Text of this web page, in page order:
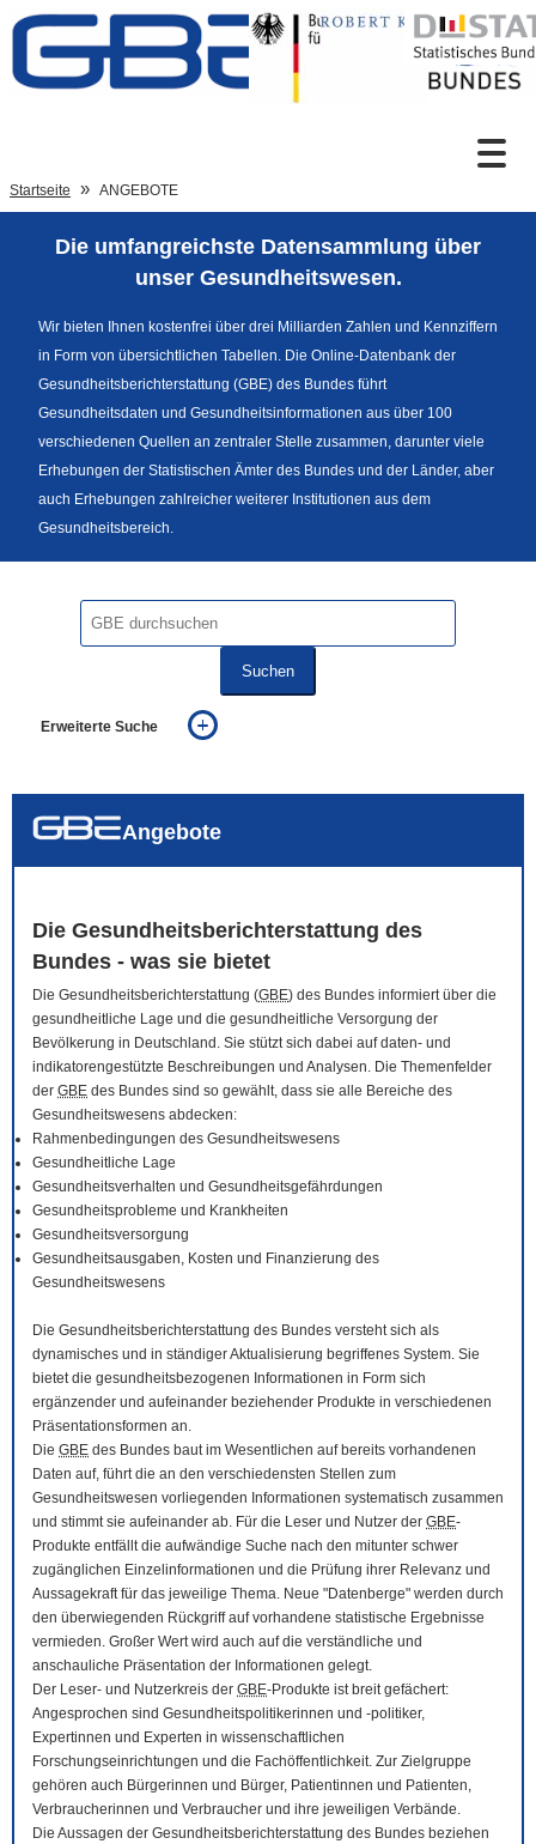
Zum Inhalt
Sprachumschaltung
Fußzeile
Startseite ANGEBOTE
Die umfangreichste Datensammlung über
unser Gesundheitswesen.
Wir bieten Ihnen kostenfrei über drei Milliarden Zahlen und Kennziffern
in Form von übersichtlichen Tabellen. Die Online-Datenbank der
Gesundheitsberichterstattung (GBE) des Bundes führt
Gesundheitsdaten und Gesundheitsinformationen aus über 100
verschiedenen Quellen an zentraler Stelle zusammen, darunter viele
Erhebungen der Statistischen Ämter des Bundes und der Länder, aber
auch Erhebungen zahlreicher weiterer Institutionen aus dem
Gesundheitsbereich.
Suchen
Erweiterte Suche
auch in allen Texten suchen (Volltextsuche)
Angebote
Die Gesundheitsberichterstattung des
Bundes - was sie bietet
Die Gesundheitsberichterstattung (GBE) des Bundes informiert über die
gesundheitliche Lage und die gesundheitliche Versorgung der
Bevölkerung in Deutschland. Sie stützt sich dabei auf daten- und
indikatorengestützte Beschreibungen und Analysen. Die Themenfelder
der GBE des Bundes sind so gewählt, dass sie alle Bereiche des
Gesundheitswesens abdecken:
Rahmenbedingungen des Gesundheitswesens
Gesundheitliche Lage
Gesundheitsverhalten und Gesundheitsgefährdungen
Gesundheitsprobleme und Krankheiten
Gesundheitsversorgung
Gesundheitsausgaben, Kosten und Finanzierung des
Gesundheitswesens
Die Gesundheitsberichterstattung des Bundes versteht sich als
dynamisches und in ständiger Aktualisierung begriffenes System. Sie
bietet die gesundheitsbezogenen Informationen in Form sich
ergänzender und aufeinander beziehender Produkte in verschiedenen
Präsentationsformen an.
Die GBE des Bundes baut im Wesentlichen auf bereits vorhandenen
Daten auf, führt die an den verschiedensten Stellen zum
Gesundheitswesen vorliegenden Informationen systematisch zusammen
und stimmt sie aufeinander ab. Für die Leser und Nutzer der GBE-
Produkte entfällt die aufwändige Suche nach den mitunter schwer
zugänglichen Einzelinformationen und die Prüfung ihrer Relevanz und
Aussagekraft für das jeweilige Thema. Neue "Datenberge" werden durch
den überwiegenden Rückgriff auf vorhandene statistische Ergebnisse
vermieden. Großer Wert wird auch auf die verständliche und
anschauliche Präsentation der Informationen gelegt.
Der Leser- und Nutzerkreis der GBE-Produkte ist breit gefächert:
Angesprochen sind Gesundheitspolitikerinnen und -politiker,
Expertinnen und Experten in wissenschaftlichen
Forschungseinrichtungen und die Fachöffentlichkeit. Zur Zielgruppe
gehören auch Bürgerinnen und Bürger, Patientinnen und Patienten,
Verbraucherinnen und Verbraucher und ihre jeweiligen Verbände.
Die Aussagen der Gesundheitsberichterstattung des Bundes beziehen